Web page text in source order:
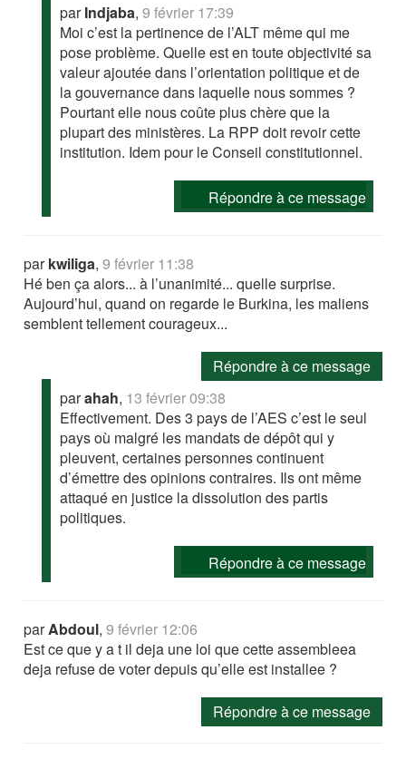
parIndjaba,9 février 17:39
Moi c’est la pertinence de l’ALT même qui me
pose problème. Quelle est en toute objectivité sa
valeur ajoutée dans l’orientation politique et de
la gouvernance dans laquelle nous sommes ?
Pourtant elle nous coûte plus chère que la
plupart des ministères. La RPP doit revoir cette
institution. Idem pour le Conseil constitutionnel.
Répondre à ce message
parkwiliga,9 février 11:38
Hé ben ça alors... à l’unanimité... quelle surprise.
Aujourd’hui, quand on regarde le Burkina, les maliens
semblent tellement courageux...
Répondre à ce message
parahah, 13 février 09:38
Effectivement. Des 3 pays de l’AES c’est le seul
pays où malgré les mandats de dépôt qui y
pleuvent, certaines personnes continuent
d’émettre des opinions contraires. Ils ont même
attaqué en justice la dissolution des partis
politiques.
Répondre à ce message
parAbdoul,9 février 12:06
Est ce que y a t il deja une loi que cette assembleea
deja refuse de voter depuis qu’elle est installee ?
Répondre à ce message